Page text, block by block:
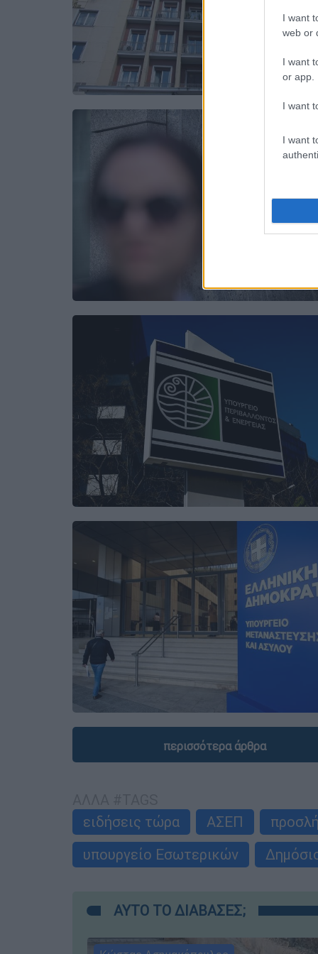
I want
web or
I want
or app.
I want
I want
περισσότερα άρθρα
ειδήσεις τώρα
ΑΣΕΠ
υπουργείο Εσωτερικών
ΑΥΤΟ ΤΟ ΔΙΑΒΑΣΕΣ;